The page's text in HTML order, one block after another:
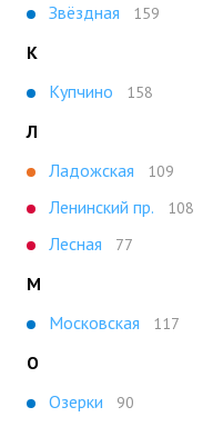
Звёздная
159
К
Купчино
158
Л
Ладожская
109
Ленинский пр. 108
Лесная 77
М
Московская
117
О
Озерки
90